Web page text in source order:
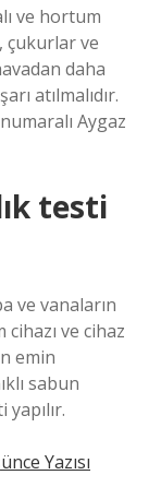
ve hortum
çukurlar ve
daha
atılmalıdır.
Aygaz
testi
ve vanaların
cihazı ve cihaz
emin
sabun
Yazısı